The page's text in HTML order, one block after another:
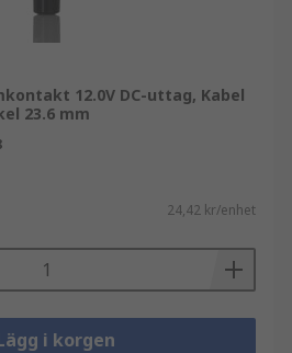
12.0V DC-uttag, Kabel
23.6 mm
24,42 kr/enhet
i korgen